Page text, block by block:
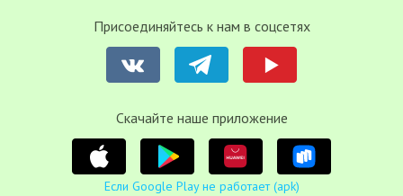
Присоединяйтесь к нам в соцсетях
Cкачайте наше приложение
Если Google Play не работает (apk)